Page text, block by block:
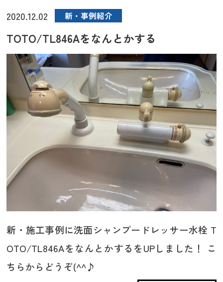
2020.12.02 新・事例紹介
TOTO/TL846Aをなんとかする
新・施工事例に洗面シャンプードレッサー水栓 T
OTO/TL846AをなんとかするをUPしました！ こ
ちらからどうぞ(^^♪